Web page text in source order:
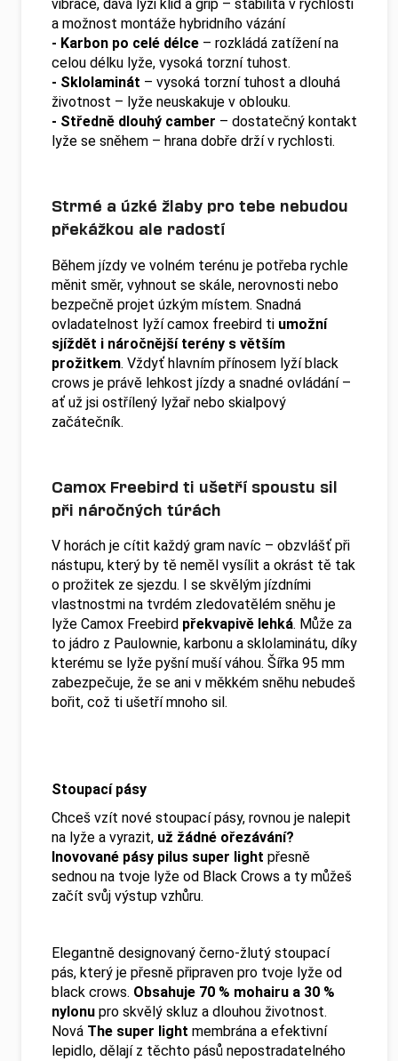
vibrace, dává lyži klid a grip – stabilita v rychlosti
a možnost montáže hybridního vázání
- Karbon po celé délce – rozkládá zatížení na
celou délku lyže, vysoká torzní tuhost.
- Sklolaminát – vysoká torzní tuhost a dlouhá
životnost – lyže neuskakuje v oblouku.
- Středně dlouhý camber – dostatečný kontakt
lyže se sněhem – hrana dobře drží v rychlosti.
Strmé a úzké žlaby pro tebe nebudou
překážkou ale radostí
Během jízdy ve volném terénu je potřeba rychle
měnit směr, vyhnout se skále, nerovnosti nebo
bezpečně projet úzkým místem. Snadná
ovladatelnost lyží camox freebird ti umožní
sjíždět i náročnější terény s větším
prožitkem. Vždyť hlavním přínosem lyží black
crows je právě lehkost jízdy a snadné ovládání –
ať už jsi ostřílený lyžař nebo skialpový
začátečník.
Camox Freebird ti ušetří spoustu sil
při náročných túrách
V horách je cítit každý gram navíc – obzvlášť při
nástupu, který by tě neměl vysílit a okrást tě tak
o prožitek ze sjezdu. I se skvělým jízdními
vlastnostmi na tvrdém zledovatělém sněhu je
lyže Camox Freebird překvapivě lehká. Může za
to jádro z Paulownie, karbonu a sklolaminátu, díky
kterému se lyže pyšní muší váhou. Šířka 95 mm
zabezpečuje, že se ani v měkkém sněhu nebudeš
bořit, což ti ušetří mnoho sil.
Stoupací pásy
Chceš vzít nové stoupací pásy, rovnou je nalepit
na lyže a vyrazit, už žádné ořezávání?
Inovované pásy pilus super light přesně
sednou na tvoje lyže od Black Crows a ty můžeš
začít svůj výstup vzhůru.
Elegantně designovaný černo-žlutý stoupací
pás, který je přesně připraven pro tvoje lyže od
black crows. Obsahuje 70 % mohairu a 30 %
nylonu pro skvělý skluz a dlouhou životnost.
Nová The super light membrána a efektivní
lepidlo, dělají z těchto pásů nepostradatelného